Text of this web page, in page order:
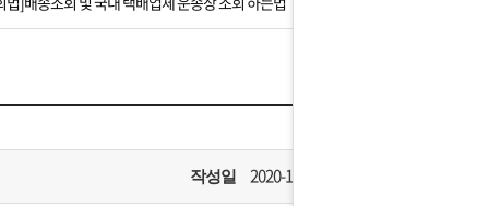
안내] 집 밖에 주소로 택배 받기
작성일 2020-10-14